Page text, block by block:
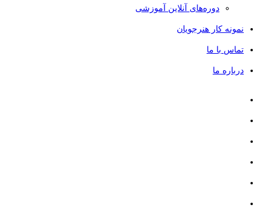
دوره‌های آنلاین آموزشی
نمونه کار هنرجویان
تماس با ما
درباره ما